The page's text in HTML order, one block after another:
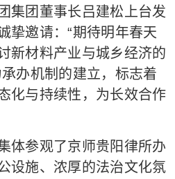
集团董事长吕建松上台发
挚邀请：“期待明年春天
新材料产业与城乡经济的
办机制的建立，标志着
化与持续性，为长效合作
参观了京师贵阳律所办
设施、浓厚的法治文化氛